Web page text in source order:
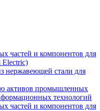
частей и компонентов для
Electric)
нержавеющей стали для
активов промышленных
технологий
частей и компонентов для